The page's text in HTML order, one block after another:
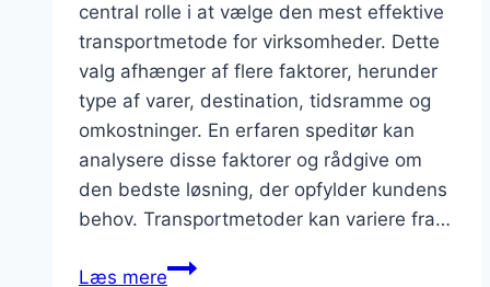
central rolle i at vælge den mest effektive
transportmetode for virksomheder. Dette
valg afhænger af flere faktorer, herunder
type af varer, destination, tidsramme og
omkostninger. En erfaren speditør kan
analysere disse faktorer og rådgive om
den bedste løsning, der opfylder kundens
behov. Transportmetoder kan variere fra…
Læs mereSpeditørens